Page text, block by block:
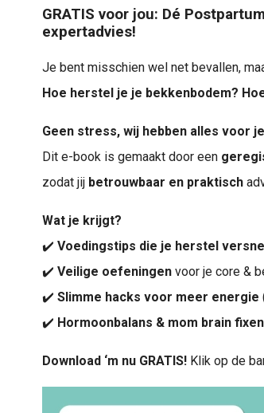
GRATIS voor jou: Dé
expertadvies!
Je bent misschien wel net bevallen,
Hoe herstel je je bekkenbodem?
Geen stress, wij hebben alles voor
Dit e-book is gemaakt door een
zodat jij betrouwbaar en praktisch
Wat je krijgt?
✔️ Voedingstips die je herstel
✔️ Veilige oefeningen voor je core &
✔️ Slimme hacks voor meer energie
✔️ Hormoonbalans & mom brain
Download ‘m nu GRATIS! Klik op de